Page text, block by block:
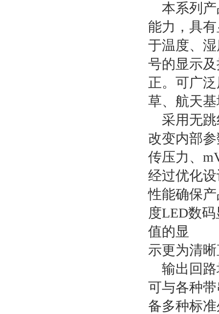
本系列
能力，具
于温度、
号的显示
正。可广
草、航天
采用无
改变内部
传压力、
经过优化
性能确保
度LED数
值的显
示更为清
输出回
可与各种
备多种标